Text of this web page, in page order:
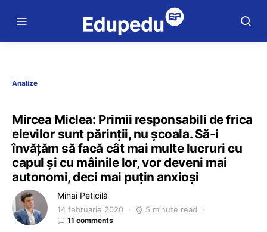
Analize
Mircea Miclea: Primii responsabili de frica
elevilor sunt părinții, nu școala. Să-i
învățăm să facă cât mai multe lucruri cu
capul și cu mâinile lor, vor deveni mai
autonomi, deci mai puțin anxioși
Mihai Peticilă
14 februarie 2020 5 minute read
11 comments